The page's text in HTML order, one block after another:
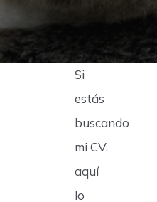
Si
estás
buscando
mi CV,
aquí
lo